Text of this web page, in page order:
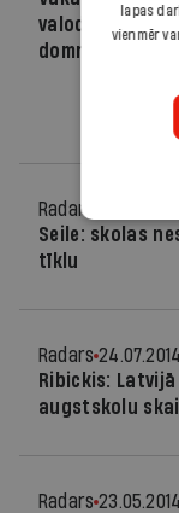
valodas
domraksta
Radars
Seile: skolas
tīklu
Radars
Ribickis:
augstskolu
Radars
lapas
vienmēr